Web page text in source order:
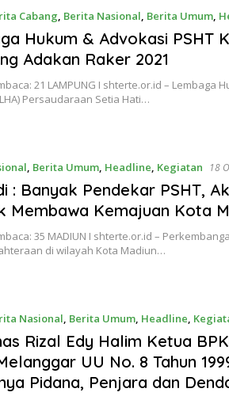
Cabang, Berita Nasional, Berita Umum,
Hukum & Advokasi PSHT
Adakan Raker 2021
21 LAMPUNG I shterte.or.id – Lembaga
Persaudaraan Setia Hati…
, Berita Umum, Headline, Kegiatan 18
: Banyak Pendekar PSHT,
Membawa Kemajuan Kota
35 MADIUN I shterte.or.id –
di wilayah Kota Madiun…
Nasional, Berita Umum, Headline,
Rizal Edy Halim Ketua
UU No. 8 Tahun
Pidana, Penjara dan